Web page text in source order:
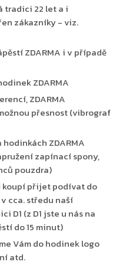
tradici 22 let a i
zákazníky - viz.
ZDARMA i v případě
ZDARMA
ZDARMA
přesnost (vibrograf
ZDARMA
zapínací spony,
pouzdra)
koupí přijet podívat do
cca. středu naší
D1 (z D1 jste u nás na
do 15 minut)
Vám do hodinek logo
atd.